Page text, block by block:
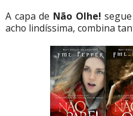
A capa de Não Olhe!
acho lindíssima, combina